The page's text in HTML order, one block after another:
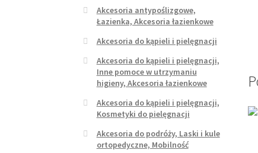
Akcesoria antypoślizgowe,
Łazienka, Akcesoria łazienkowe
Akcesoria do kąpieli i pielęgnacji
Akcesoria do kąpieli i pielęgnacji,
Inne pomoce w utrzymaniu
higieny, Akcesoria łazienkowe
Akcesoria do kąpieli i pielęgnacji,
Kosmetyki do pielęgnacji
Akcesoria do podróży, Laski i kule
ortopedyczne, Mobilność